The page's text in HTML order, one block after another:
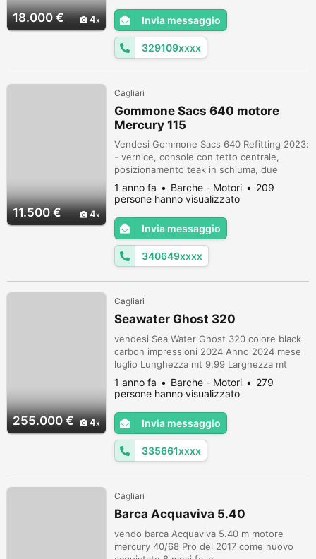
18.000 € 4
Tendalino, cuscineria, ancora e dotazioni.
Prezzo leggermente trattabile Astenersi
perditempo.
Invia messaggio
329109xxxx
11.500 € 4
Cagliari
Gommone Sacs 640 motore
Mercury 115
Vendesi Gommone Sacs 640 Refitting 2023:
- vernice, console con tetto centrale,
posizionamento teak in schiuma, due
serbatoi di benzina, fasce tubolari,
plancette posteriori, scaletta per risalita,
timone, cuscineria completa, tendalino,
tavolo a prua, ancora. - anno 2024: pompa
di sentina nuova - motore Mercury Optimax
115 L, anno 2010, iniezione 2 tempi, c...
1 anno fa Barche - Motori
209
persone hanno visualizzato
Invia messaggio
340649xxxx
255.000 € 4
Cagliari
Seawater Ghost 320
vendesi Sea Water Ghost 320 colore black
carbon impressioni 2024 Anno 2024 mese
luglio Lunghezza mt 9,99 Larghezza mt
3,90 Pescaggio mt 0,50 Motori 2 F.B. 2024
Mercury V10 400 HP Ore moto 120 circa
Bussola, GPS Garmin 12' con Ecoscandaglio
Allarme motore, Ancora, Autoclave, 4
Batterie, Carica batterie, Doccia esterna,
Pompa di sentina automatica, Pompa di se...
1 anno fa Barche - Motori
279
persone hanno visualizzato
Invia messaggio
335661xxxx
Cagliari
Barca Acquaviva 5.40
vendo barca Acquaviva 5.40 m motore
mercury 40/68 Pro del 2017 come nuovo